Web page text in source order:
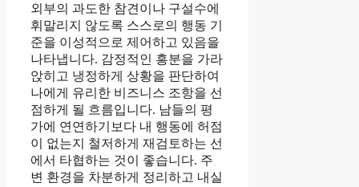
외부의 과도한 참견이나 구설수에
휘말리지 않도록 스스로의 행동 기
준을 이성적으로 제어하고 있음을
나타냅니다. 감정적인 흥분을 가라
앉히고 냉정하게 상황을 판단하여
나에게 유리한 비즈니스 조항을 선
점하게 될 흐름입니다. 남들의 평
가에 연연하기보다 내 행동에 허점
이 없는지 철저하게 재검토하는 선
에서 타협하는 것이 좋습니다. 주
변 환경을 차분하게 정리하고 내실